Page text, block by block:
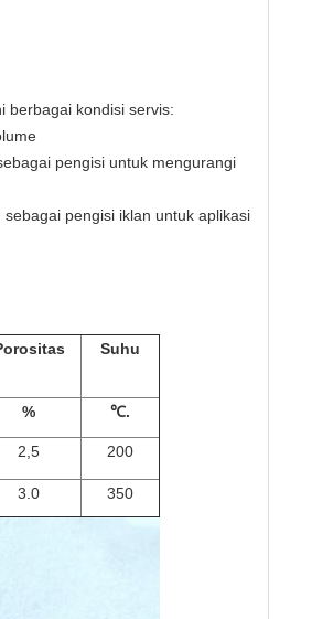
berbagai kondisi servis:
pengisi untuk mengurangi
pengisi iklan untuk aplikasi
Suhu
% ℃.
2,5 200
3.0 350